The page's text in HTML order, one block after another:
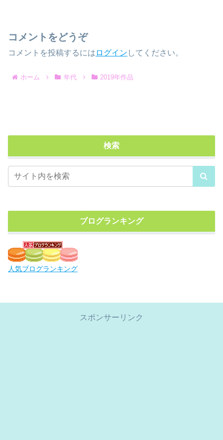
コメントをどうぞ
コメントを投稿するには ログイン してください。
ホーム 年代 2019年作品
検索
ブログランキング
人気ブログランキング
スポンサーリンク